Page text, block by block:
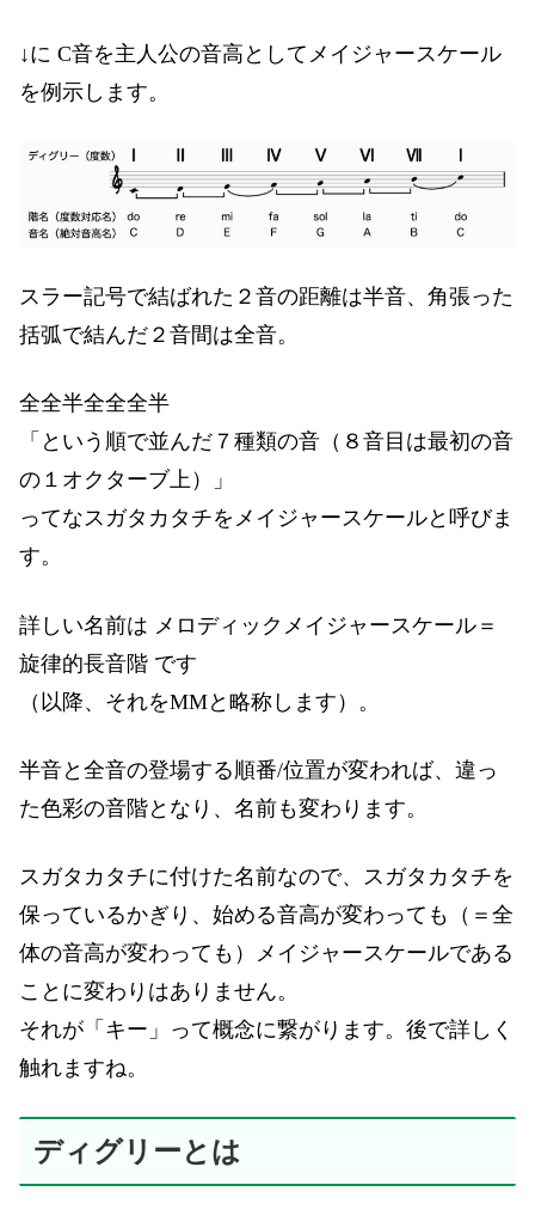
↓に C音を主人公の音高としてメイジャースケール
を例示します。
スラー記号で結ばれた２音の距離は半音、角張った
括弧で結んだ２音間は全音。
全全半全全全半
「という順で並んだ７種類の音（８音目は最初の音
の１オクターブ上）」
ってなスガタカタチをメイジャースケールと呼びま
す。
詳しい名前は メロディックメイジャースケール＝
旋律的長音階 です
（以降、それをMMと略称します）。
半音と全音の登場する順番/位置が変われば、違っ
た色彩の音階となり、名前も変わります。
スガタカタチに付けた名前なので、スガタカタチを
保っているかぎり、始める音高が変わっても（＝全
体の音高が変わっても）メイジャースケールである
ことに変わりはありません。
それが「キー」って概念に繋がります。後で詳しく
触れますね。
ディグリーとは